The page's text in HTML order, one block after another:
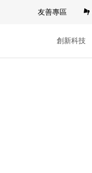
友善專區
創新科技